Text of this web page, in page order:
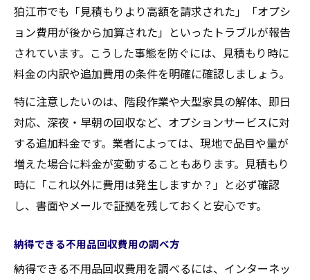
狛江市でも「見積もりより高額を請求された」「オプシ
ョン費用が後から加算された」といったトラブルが報告
されています。こうした事態を防ぐには、見積もり時に
料金の内訳や追加費用の条件を明確に確認しましょう。
特に注意したいのは、階段作業や大型家具の解体、即日
対応、深夜・早朝の回収など、オプションサービスに対
する追加料金です。業者によっては、現地で品目や量が
増えた場合に料金が変動することもあります。見積もり
時に「これ以外に費用は発生しますか？」と必ず確認
し、書面やメールで証拠を残しておくと安心です。
納得できる不用品回収費用の調べ方
納得できる不用品回収費用を調べるには、インターネッ